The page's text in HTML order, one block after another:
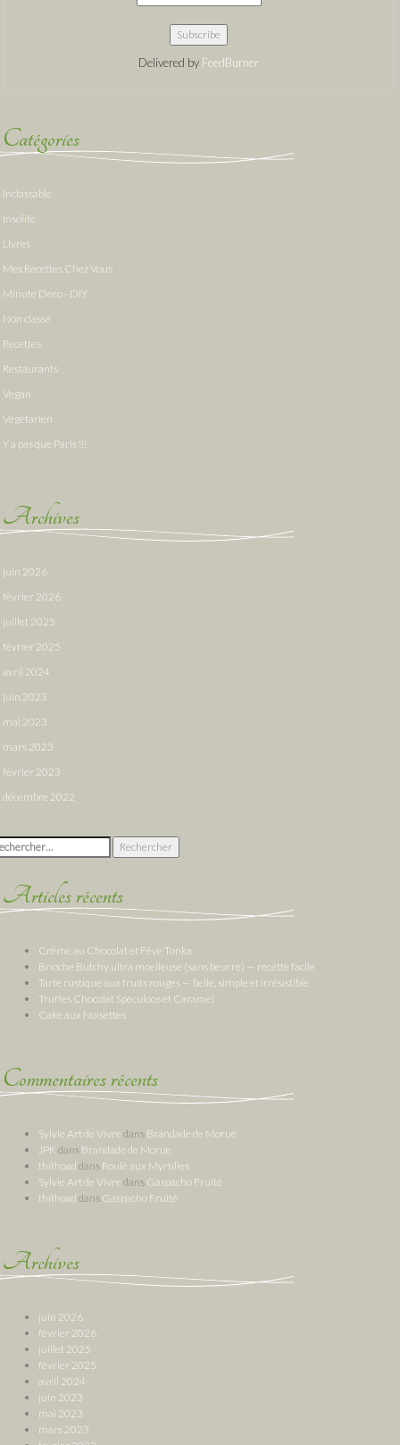
Delivered by FeedBurner
Catégories
Inclassable
Insolite
Livres
Mes Recettes Chez Vous
Minute Deco - DIY
Non classé
Recettes
Restaurants
Vegan
Végétarien
Y a pas que Paris !!!
Archives
juin 2026
février 2026
juillet 2025
février 2025
avril 2024
juin 2023
mai 2023
mars 2023
février 2023
décembre 2022
:
Articles récents
Crème au Chocolat et Fève Tonka
Brioche Butchy ultra moelleuse (sans beurre) — recette facile
Tarte rustique aux fruits rouges — belle, simple et irrésistible
Truffes Chocolat Spéculoos et Caramel
Cake aux Noisettes
Commentaires récents
Sylvie Art de Vivre dans Brandade de Morue
JPK dans Brandade de Morue
thithoad dans Roulé aux Myrtilles
Sylvie Art de Vivre dans Gaspacho Fruité
thithoad dans Gaspacho Fruité
Archives
juin 2026
février 2026
juillet 2025
février 2025
avril 2024
juin 2023
mai 2023
mars 2023